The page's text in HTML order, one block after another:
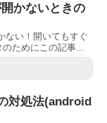
かないときの
ない！開いてもすぐ
ためにこの記事...
対処法(android